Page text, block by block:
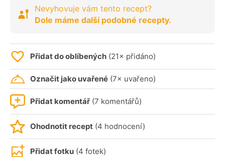
Nevyhovuje vám tento recept?
Dole máme další podobné recepty.
Přidat do oblíbených (21× přidáno)
Označit jako uvařené (7× uvařeno)
Přidat komentář (7 komentářů)
Ohodnotit recept (4 hodnocení)
Přidat fotku (4 fotek)